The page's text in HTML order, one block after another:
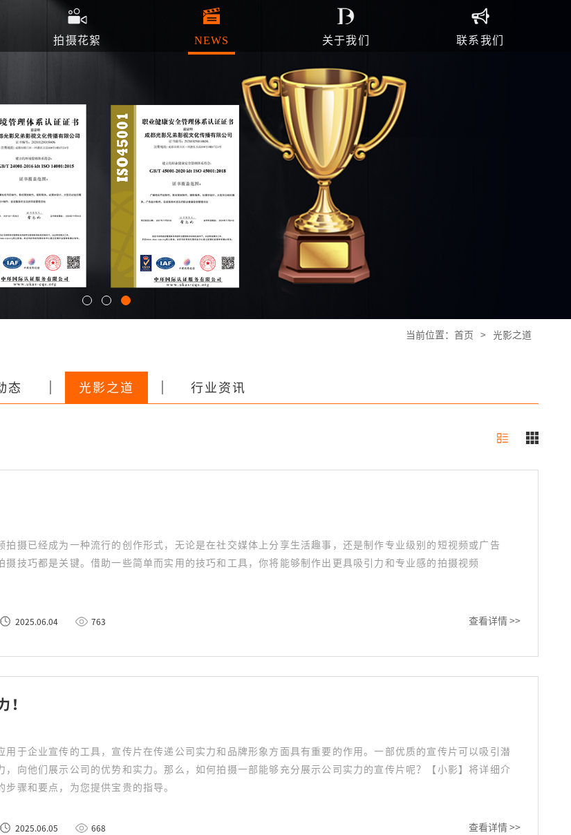
拍摄花絮 NEWS 关于我们 联系我们
当前位置： 首页 > 光影之道
态 光影之道 行业资讯
拍摄已经成为一种流行的创作形式，无论是在社交媒体上分享生活趣事，还是制作专业级别的短视频或广告
摄技巧都是关键。借助一些简单而实用的技巧和工具，你将能够制作出更具吸引力和专业感的拍摄视频
2025.06.04 763 查看详情 >>
！
用于企业宣传的工具，宣传片在传递公司实力和品牌形象方面具有重要的作用。一部优质的宣传片可以吸引潜
，向他们展示公司的优势和实力。那么，如何拍摄一部能够充分展示公司实力的宣传片呢？【小影】将详细介
步骤和要点，为您提供宝贵的指导。
2025.06.05 668 查看详情 >>